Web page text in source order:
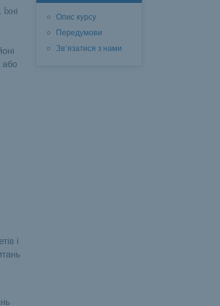
Опис курсу
Передумови
Зв'язатися з нами
або
і